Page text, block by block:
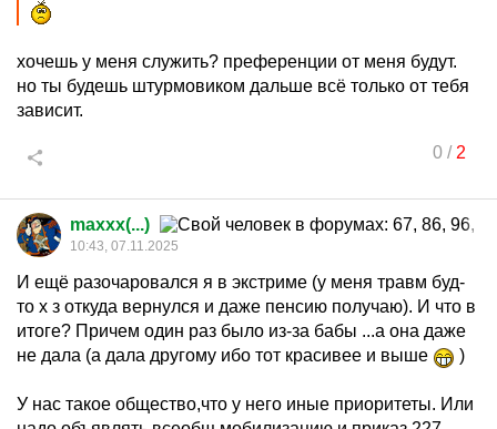
хочешь у меня служить? преференции от меня будут.
но ты будешь штурмовиком дальше всё только от тебя
зависит.
0/ 2
maxxx(...)
10:43, 07.11.2025
И ещё разочаровался я в экстриме (у меня травм буд-
то х з откуда вернулся и даже пенсию получаю). И что в
итоге? Причем один раз было из-за бабы ...а она даже
не дала (а дала другому ибо тот красивее и выше
)
У нас такое общество,что у него иные приоритеты. Или